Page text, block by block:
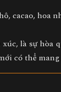
cacao, hoa
xúc, là sự hòa
có thể